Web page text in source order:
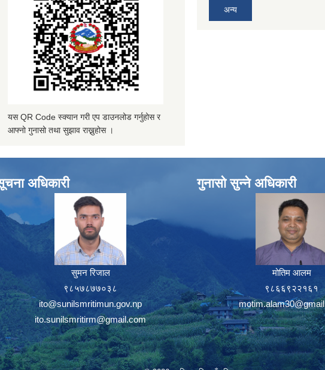
यस QR Code स्क्यान गरी एप डाउनलोड गर्नुहोस र
आफ्नो गुनासो तथा सुझाव राख्नुहोस ।
अन्य
अधिकारी
सुमन रिजाल
९८५७८७७०३८
ito@sunilsmritimun.gov.np
ito.sunilsmritirm@gmail.com
गुनासो सुन्ने अधिकारी
मोतिम आलम
९८६६९२२१६१